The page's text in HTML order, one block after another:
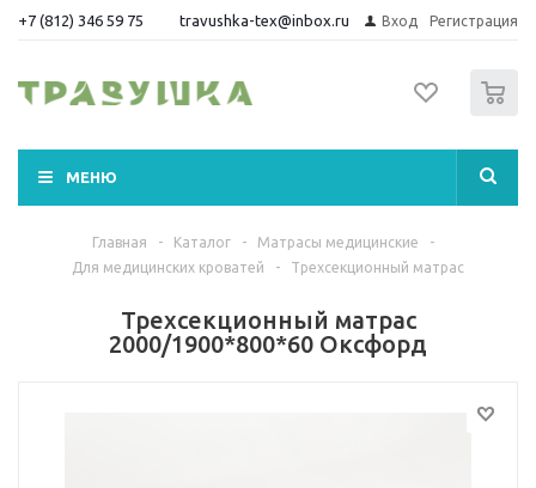
+7 (812) 346 59 75 travushka-tex@inbox.ru Вход Регистрация
МЕНЮ
Главная - Каталог - Матрасы медицинские
-
Для медицинских кроватей
- Трехсекционный матрас
Трехсекционный матрас
2000/1900*800*60 Оксфорд